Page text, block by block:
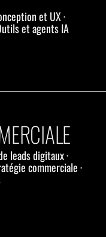
et UX ·
et agents IA
leads digitaux ·
commerciale ·